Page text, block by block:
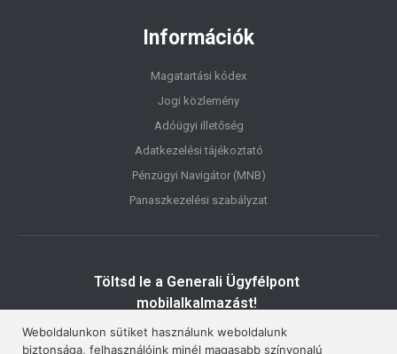
Információk
Magatartási kódex
Jogi közlemény
Adóügyi illetőség
Adatkezelési tájékoztató
Pénzügyi Navigátor (MNB)
Panaszkezelési szabályzat
Töltsd le a Generali Ügyfélpont
mobilalkalmazást!
Weboldalunkon sütiket használunk weboldalunk
biztonsága, felhasználóink minél magasabb színvonalú